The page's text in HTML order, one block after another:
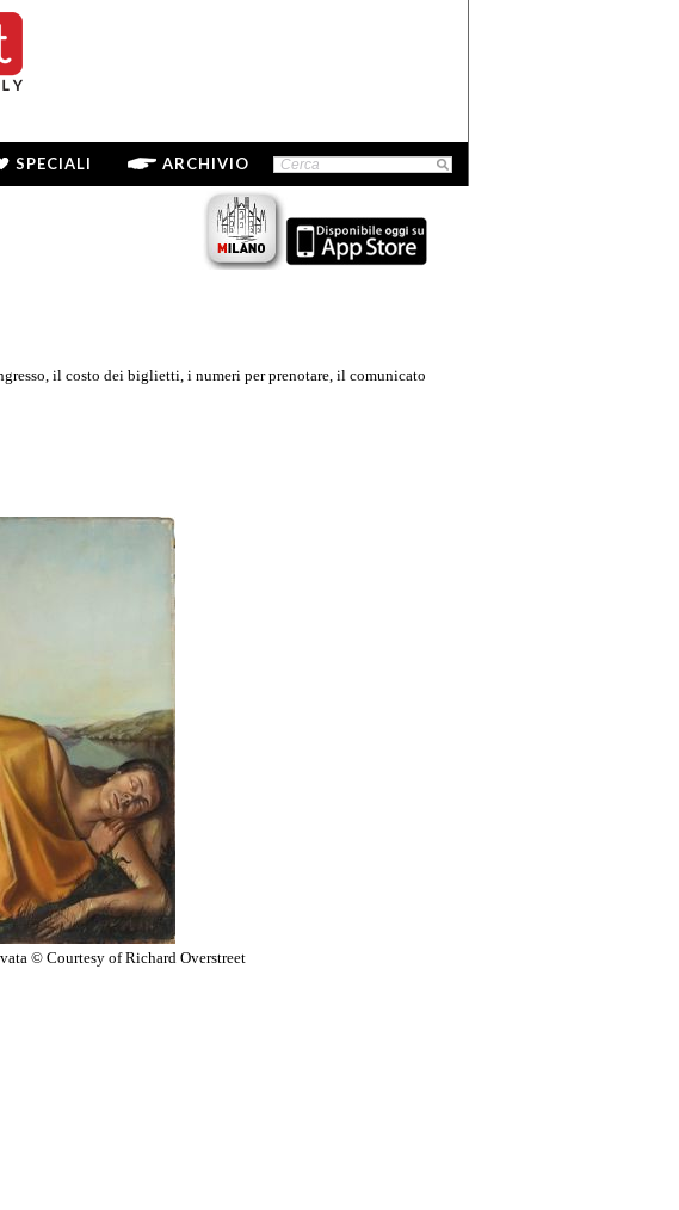
SPECIALI ARCHIVIO
il costo dei biglietti, i numeri per prenotare, il comunicato
© Courtesy of Richard Overstreet